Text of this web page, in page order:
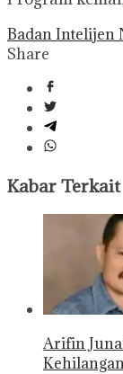
Badan Intelijen
Share
Kabar Terkait
Arifin